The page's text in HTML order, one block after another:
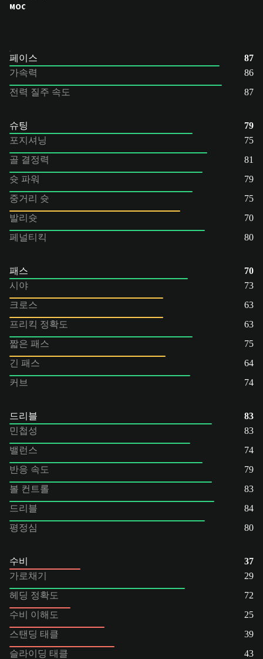
MOC
페이스
87
가속력
86
전력 질주 속도
87
슈팅
79
포지셔닝
75
골 결정력
81
슛 파워
79
중거리 슛
75
발리슛
70
페널티킥
80
패스
70
시야
73
크로스
63
프리킥 정확도
63
짧은 패스
75
긴 패스
64
커브
74
드리블
83
민첩성
83
밸런스
74
반응 속도
79
볼 컨트롤
83
드리블
84
평정심
80
수비
37
가로채기
29
헤딩 정확도
72
수비 이해도
25
스탠딩 태클
39
슬라이딩 태클
43